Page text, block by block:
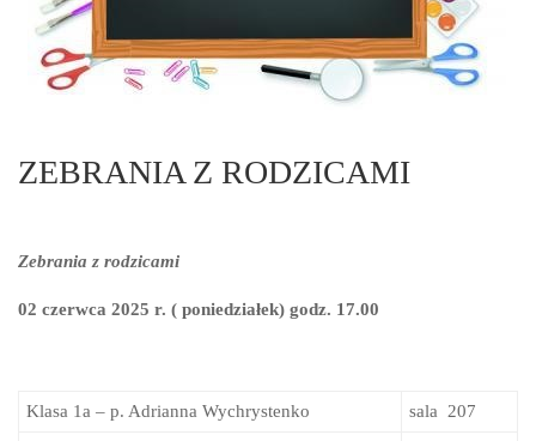
ZEBRANIA Z RODZICAMI
Zebrania z rodzicami
02 czerwca 2025 r. ( poniedziałek) godz. 17.00
Klasa 1a – p. Adrianna Wychrystenko sala 207